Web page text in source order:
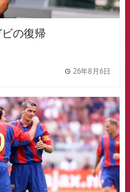
の復帰
26年8月6日
Barcelona badge